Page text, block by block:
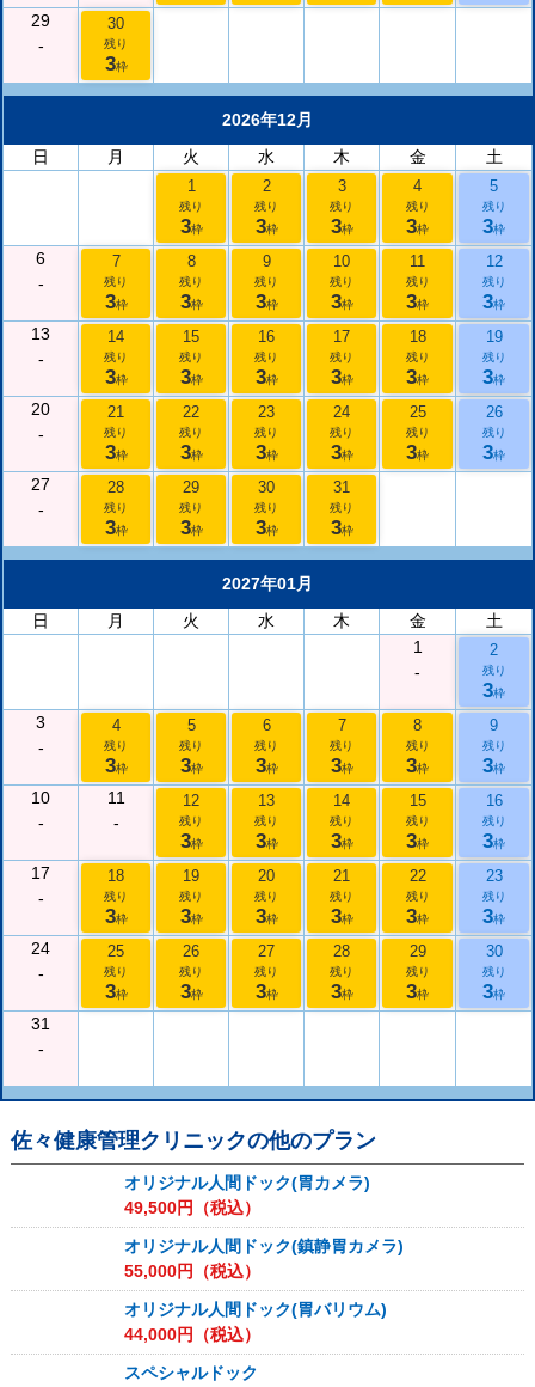
29
-
30
残り
3枠
2026年12月
日
月 火 水 木 金 土
1
残り
3枠
2
残り
3枠
3
残り
3枠
4
残り
3枠
5
残り
3枠
6
-
7
残り
3枠
8
残り
3枠
9
残り
3枠
10
残り
3枠
11
残り
3枠
12
残り
3枠
13
-
14
残り
3枠
15
残り
3枠
16
残り
3枠
17
残り
3枠
18
残り
3枠
19
残り
3枠
20
-
21
残り
3枠
22
残り
3枠
23
残り
3枠
24
残り
3枠
25
残り
3枠
26
残り
3枠
27
-
28
残り
3枠
29
残り
3枠
30
残り
3枠
31
残り
3枠
2027年01月
日
月 火 水 木 金
土
1
-
2
残り
3枠
3
-
4
残り
3枠
5
残り
3枠
6
残り
3枠
7
残り
3枠
8
残り
3枠
9
残り
3枠
10
-
11
-
12
残り
3枠
13
残り
3枠
14
残り
3枠
15
残り
3枠
16
残り
3枠
17
-
18
残り
3枠
19
残り
3枠
20
残り
3枠
21
残り
3枠
22
残り
3枠
23
残り
3枠
24
-
25
残り
3枠
26
残り
3枠
27
残り
3枠
28
残り
3枠
29
残り
3枠
30
残り
3枠
31
-
佐々健康管理クリニックの他のプラン
オリジナル人間ドック(胃カメラ)
49,500円（税込）
オリジナル人間ドック(鎮静胃カメラ)
55,000円（税込）
オリジナル人間ドック(胃バリウム)
44,000円（税込）
スペシャルドック